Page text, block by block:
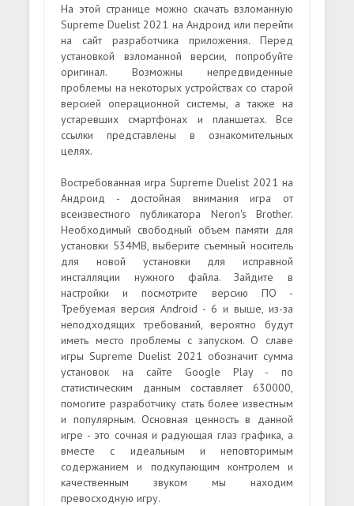
На этой странице можно скачать взломанную
Supreme Duelist 2021 на Андроид или перейти
на сайт разработчика приложения. Перед
установкой взломанной версии, попробуйте
оригинал. Возможны непредвиденные
проблемы на некоторых устройствах со старой
версией операционной системы, а также на
устаревших смартфонах и планшетах. Все
ссылки представлены в ознакомительных
целях.
Востребованная игра Supreme Duelist 2021 на
Андроид - достойная внимания игра от
всеизвестного публикатора Neron's Brother.
Необходимый свободный объем памяти для
установки 534MB, выберите съемный носитель
для новой установки для исправной
инсталляции нужного файла. Зайдите в
настройки и посмотрите версию ПО -
Требуемая версия Android - 6 и выше, из-за
неподходящих требований, вероятно будут
иметь место проблемы с запуском. О славе
игры Supreme Duelist 2021 обозначит сумма
установок на сайте Google Play - по
статистическим данным составляет 630000,
помогите разработчику стать более известным
и популярным. Основная ценность в данной
игре - это сочная и радующая глаз графика, а
вместе с идеальным и неповторимым
содержанием и подкупающим контролем и
качественным звуком мы находим
превосходную игру.